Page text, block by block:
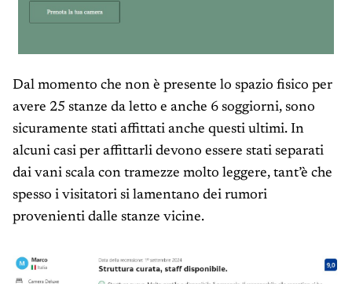
Dal momento che non è presente lo spazio fisico per
avere 25 stanze da letto e anche 6 soggiorni, sono
sicuramente stati affittati anche questi ultimi. In
alcuni casi per affittarli devono essere stati separati
dai vani scala con tramezze molto leggere, tant’è che
spesso i visitatori si lamentano dei rumori
provenienti dalle stanze vicine.